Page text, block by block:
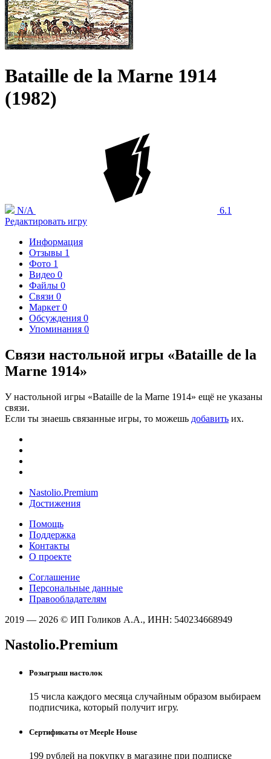
Bataille de la Marne 1914
(1982)
N/A
6.1
Редактировать игру
Информация
Отзывы 1
Фото 1
Видео 0
Файлы 0
Связи 0
Маркет 0
Обсуждения 0
Упоминания 0
Связи настольной игры «Bataille de la
Marne 1914»
У настольной игры «Bataille de la Marne 1914» ещё не указаны
связи.
Если ты знаешь связанные игры, то можешь добавить их.
Nastolio.Premium
Достижения
Помощь
Поддержка
Контакты
О проекте
Соглашение
Персональные данные
Правообладателям
2019 — 2026 © ИП Голиков А.А., ИНН: 540234668949
Nastolio.Premium
Розыгрыш настолок
15 числа каждого месяца случайным образом выбираем
подписчика, который получит игру.
Сертификаты от Meeple House
199 рублей на покупку в магазине при подписке